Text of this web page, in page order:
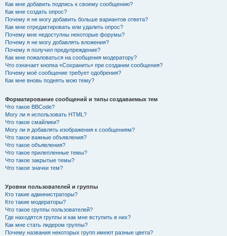
Как мне добавить подпись к своему сообщению?
Как мне создать опрос?
Почему я не могу добавить больше вариантов ответа?
Как мне отредактировать или удалить опрос?
Почему мне недоступны некоторые форумы?
Почему я не могу добавлять вложения?
Почему я получил предупреждение?
Как мне пожаловаться на сообщения модератору?
Что означает кнопка «Сохранить» при создании сообщения?
Почему моё сообщение требует одобрения?
Как мне вновь поднять мою тему?
Форматирование сообщений и типы создаваемых тем
Что такое BBCode?
Могу ли я использовать HTML?
Что такое смайлики?
Могу ли я добавлять изображения к сообщениям?
Что такое важные объявления?
Что такое объявления?
Что такое прилепленные темы?
Что такое закрытые темы?
Что такое значки тем?
Уровни пользователей и группы
Кто такие администраторы?
Кто такие модераторы?
Что такое группы пользователей?
Где находятся группы и как мне вступить в них?
Как мне стать лидером группы?
Почему названия некоторых групп имеют разные цвета?